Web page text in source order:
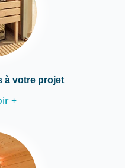
à votre projet
+